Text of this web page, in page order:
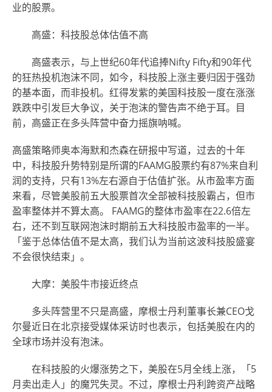
业的股票。
高盛：科技股总体估值不高
高盛表示，与上世纪60年代追捧Nifty Fifty和90年代
的狂热投机泡沫不同，如今，科技股上涨主要归因于强劲
的基本面，而非投机。红得发紫的美国科技股一度在涨涨
跌跌中引发巨大争议，关于泡沫的警告声不绝于耳。目
前，高盛正在多头阵营中奋力摇旗呐喊。
高盛策略师奥本海默和杰森在研报中写道，过去的十年
中，科技股升势特别是所谓的FAAMG股票约有87%来自利
润的支持，只有13%左右源自于估值扩张。从市盈率方面
来看，尽管美股前五大股票首次全部被科技股霸占，但市
盈率整体并不算太高。 FAAMG的整体市盈率在22.6倍左
右，还不到互联网泡沫时期前五大科技股市盈率的一半。
「鉴于总体估值不是太高，我们认为当前这波科技股盛宴
不会很快结束」。
大摩：美股牛市接近终点
多头阵营里不只是高盛，摩根士丹利董事长兼CEO戈
尔曼近日在北京接受媒体采访时也表示，包括美股在内的
全球市场并没有泡沫。
在科技股的火爆涨势之下，美股在5月全线上涨，「5
月卖出走人」的魔咒失灵。不过，摩根士丹利跨资产战略